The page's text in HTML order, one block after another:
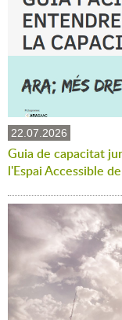
22.07.2026
Guia de capacitat
l'Espai Accessible